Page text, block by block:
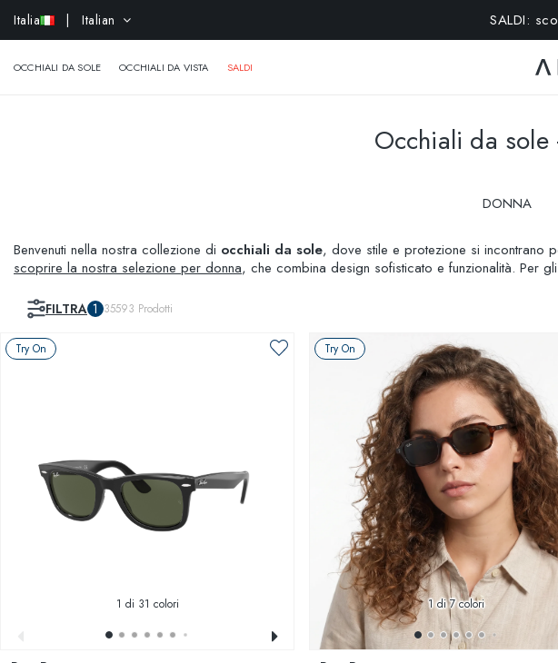
Italia | Italian -15% extra su tutti gli
OCCHIALI DA SOLE OCCHIALI DA VISTA SALDI
Occhiali da
DONNA
Benvenuti nella nostra collezione di occhiali da sole, dove stile e protezione si incontrano
scoprire la nostra selezione per donna, che combina design sofisticato e funzionalità. Per
occhiali è realizzato con materiali di alta qualità per assicurare durata e resistenza. Che
proteggere i vostri occhi dai raggi UV, mantenendo uno stile impeccabile. Scegliete il
FILTRA 1 35593 Prodotti
Try On
1 di 31 colori
Try On
1di 7 colori